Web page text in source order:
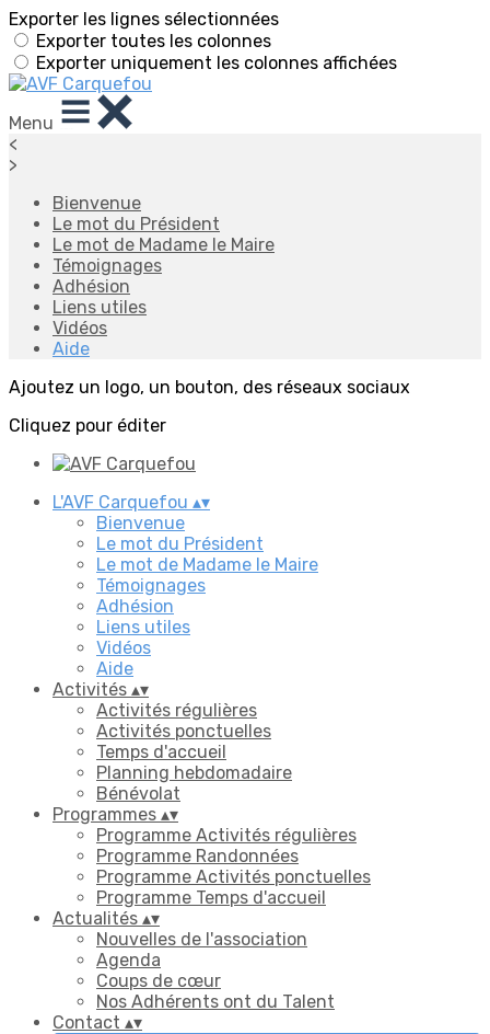
Exporter les lignes sélectionnées
Exporter toutes les colonnes
Exporter uniquement les colonnes affichées
Menu
<
>
Bienvenue
Le mot du Président
Le mot de Madame le Maire
Témoignages
Adhésion
Liens utiles
Vidéos
Aide
Ajoutez un logo, un bouton, des réseaux sociaux
Cliquez pour éditer
L'AVF Carquefou ▴▾
Bienvenue
Le mot du Président
Le mot de Madame le Maire
Témoignages
Adhésion
Liens utiles
Vidéos
Aide
Activités ▴▾
Activités régulières
Activités ponctuelles
Temps d'accueil
Planning hebdomadaire
Bénévolat
Programmes ▴▾
Programme Activités régulières
Programme Randonnées
Programme Activités ponctuelles
Programme Temps d'accueil
Actualités ▴▾
Nouvelles de l'association
Agenda
Coups de cœur
Nos Adhérents ont du Talent
Contact ▴▾